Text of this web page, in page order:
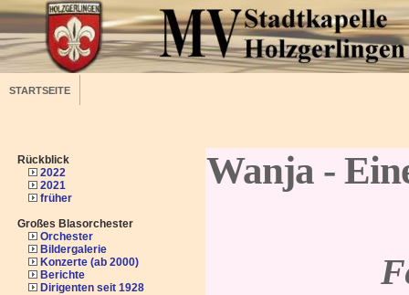
STARTSEITE
Rückblick
2022
2021
früher
Großes Blasorchester
Orchester
Bildergalerie
Konzerte (ab 2000)
Berichte
Dirigenten seit 1928
Wanja -